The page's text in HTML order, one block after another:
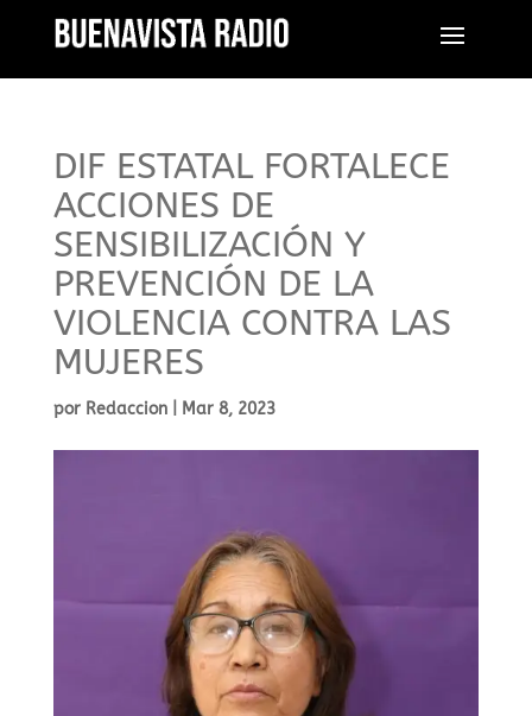
DIF ESTATAL FORTALECE
ACCIONES DE
SENSIBILIZACIÓN Y
PREVENCIÓN DE LA
VIOLENCIA CONTRA LAS
MUJERES
por Redaccion| Mar 8, 2023